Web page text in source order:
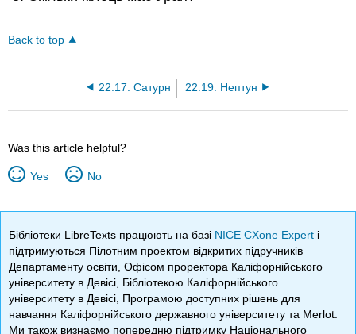
Back to top
22.17: Сатурн 22.19: Нептун
Was this article helpful?
Yes No
Бібліотеки LibreTexts працюють на базі NICE CXone Expert і
підтримуються Пілотним проектом відкритих підручників
Департаменту освіти, Офісом проректора Каліфорнійського
університету в Девісі, Бібліотекою Каліфорнійського
університету в Девісі, Програмою доступних рішень для
навчання Каліфорнійського державного університету та Merlot.
Ми також визнаємо попередню підтримку Національного